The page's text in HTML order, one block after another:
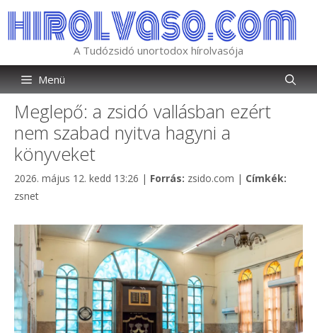
tartalomba
A Tudózsidó unortodox hírolvasója
Menü
Meglepő: a zsidó vallásban ezért
nem szabad nyitva hagyni a
könyveket
2026. május 12. kedd 13:26 | Forrás: Kategória
zsido.com | Címkék:
zsnet